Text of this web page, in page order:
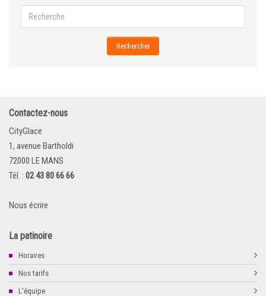
Rechercher
Contactez-nous
CityGlace
1, avenue Bartholdi
72000 LE MANS
Tél. : 02 43 80 66 66
Nous écrire
La patinoire
Horaires
Nos tarifs
L'équipe